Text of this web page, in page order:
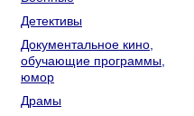
Детективы
Документальное кино,
обучающие программы,
юмор
Драмы